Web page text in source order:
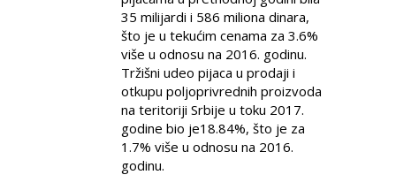
35 milijardi i 586 miliona dinara,
što je u tekućim cenama za 3.6%
više u odnosu na 2016. godinu.
Tržišni udeo pijaca u prodaji i
otkupu poljoprivrednih proizvoda
na teritoriji Srbije u toku 2017.
godine bio je18.84%, što je za
1.7% više u odnosu na 2016.
godinu.